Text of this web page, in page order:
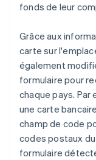
fonds de leur
Grâce aux
carte sur
également
formulaire pour
chaque pays.
une carte
champ de code
codes postaux du
formulaire